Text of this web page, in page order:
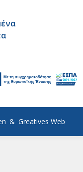
& Greatives Web